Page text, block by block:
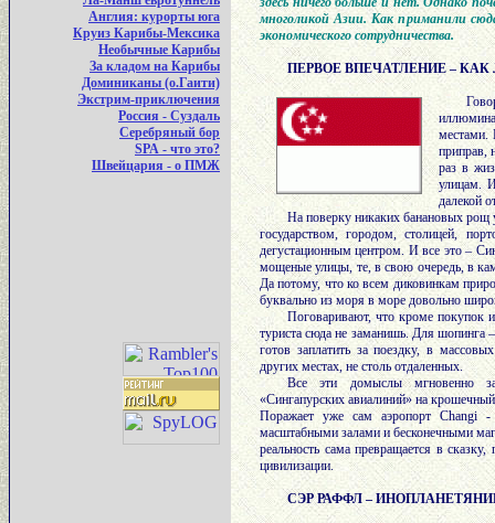
Англия: курорты юга
Круиз Карибы-Мексика
Необычные Карибы
За кладом на Карибы
Доминиканы (о.Гаити)
Экстрим-приключения
Россия - Суздаль
Серебряный бор
SPA - что это?
Швейцария - о ПМЖ
многоликой Азии. Как приманили
экономического сотрудничества.
ПЕРВОЕ ВПЕЧАТЛЕНИЕ –
местами.
приправ,
раз в
улицам.
далекой
На поверку никаких банановых рощ
государством, городом, столицей,
дегустационным центром. И все это –
мощеные улицы, те, в свою очередь, в
Да потому, что ко всем диковинкам
буквально из моря в море довольно
Поговаривают, что кроме покупок
туриста сюда не заманишь. Для шопинга
готов заплатить за поездку, в
других местах, не столь отдаленных.
Все эти домыслы мгновенно
«Сингапурских авиалиний» на
Поражает уже сам аэропорт
масштабными залами и бесконечными
реальность сама превращается в
цивилизации.
СЭР РАФФЛ –